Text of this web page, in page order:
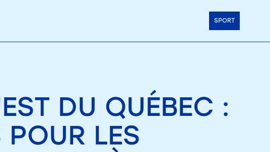
SPORT
DU QUÉBEC :
LES